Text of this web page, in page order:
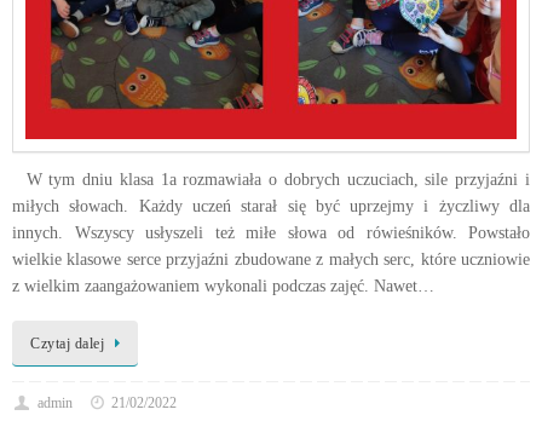
W tym dniu klasa 1a rozmawiała o dobrych uczuciach, sile przyjaźni i
miłych słowach. Każdy uczeń starał się być uprzejmy i życzliwy dla
innych. Wszyscy usłyszeli też miłe słowa od rówieśników. Powstało
wielkie klasowe serce przyjaźni zbudowane z małych serc, które uczniowie
z wielkim zaangażowaniem wykonali podczas zajęć. Nawet…
Czytaj dalej
admin 21/02/2022